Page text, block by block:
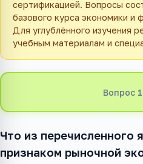
сертификацией. Вопросы
базового курса экономики и
Для углублённого изучения
учебным материалам и
Вопрос 1
Что из перечисленного
признаком рыночной